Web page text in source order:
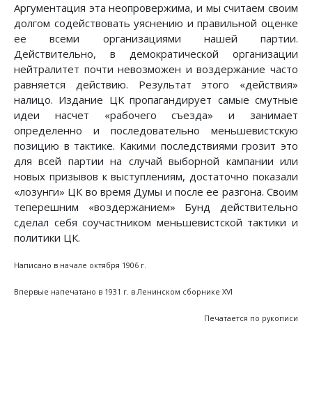
Аргументация эта неопровержима, и мы считаем своим
долгом содействовать уяснению и правильной оценке
ее всеми организациями нашей партии.
Действительно, в демократической организации
нейтралитет почти невозможен и воздержание часто
равняется действию. Результат этого «действия»
налицо. Издание ЦК пропагандирует самые смутные
идеи насчет «рабочего съезда» и занимает
определенно и последовательно меньшевистскую
позицию в тактике. Какими последствиями грозит это
для всей партии на случай выборной кампании или
новых призывов к выступлениям, достаточно показали
«лозунги» ЦК во время Думы и после ее разгона. Своим
теперешним «воздержанием» Бунд действительно
сделал себя соучастником меньшевистской тактики и
политики ЦК.
Написано в начале октября 1906 г.
Впервые напечатано в 1931 г. в Ленинском сборнике XVI
Печатается по рукописи